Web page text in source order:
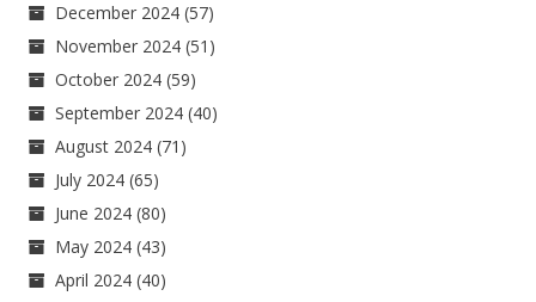
December 2024 (57)
November 2024 (51)
October 2024 (59)
September 2024 (40)
August 2024 (71)
July 2024 (65)
June 2024 (80)
May 2024 (43)
April 2024 (40)